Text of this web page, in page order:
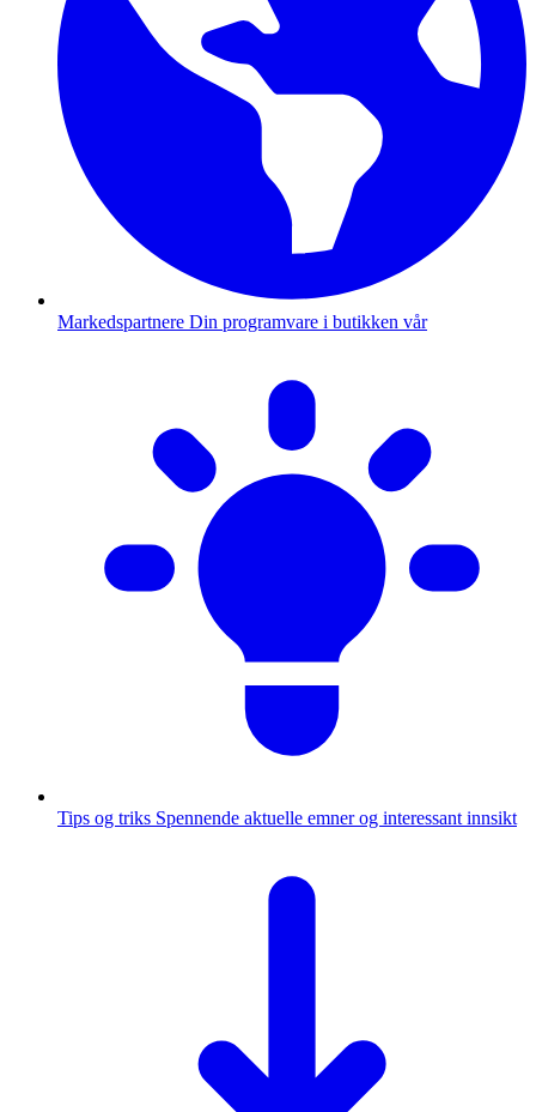
Markedspartnere Din programvare i butikken vår
Tips og triks Spennende aktuelle emner og interessant innsikt